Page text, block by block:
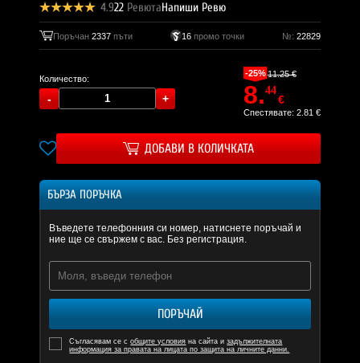
4.922 РевютаНапиши Ревю
Поръчан2337 пъти 16промо точки №: 22829
Количество:
-25%11.25 €
8.44
€
Спестявате: 2.81 €
ДОБАВИ В КОЛИЧКАТА
БЪРЗА ПОРЪЧКА
Въведете телефонния си номер, натиснете поръчай и
ние ще се свържем с вас. Без регистрация.
ПОРЪЧАЙ
Съгласявам се собщите условия на сайта изадължителната
информация за правата на лицата по защита на личните данни.